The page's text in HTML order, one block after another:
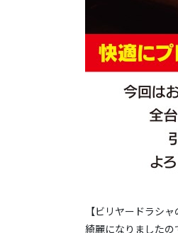
【ビリヤードラシ
綺麗になりました